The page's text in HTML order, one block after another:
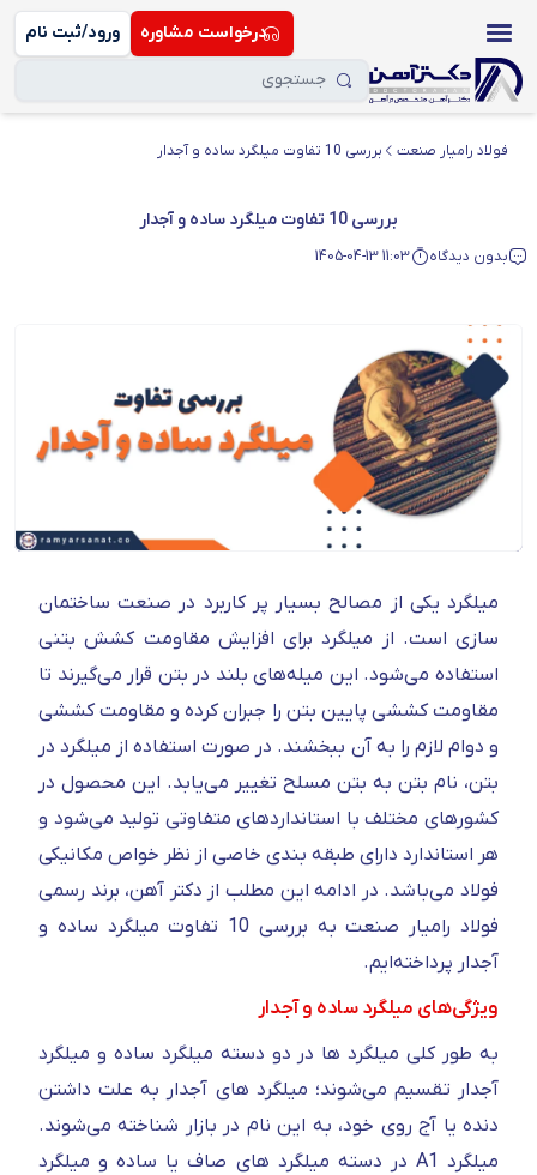
درخواست مشاوره ورود/ثبت نام
فولاد رامیار صنعت بررسی 10 تفاوت میلگرد ساده و آجدار
بررسی 10 تفاوت میلگرد ساده و آجدار
بدون دیدگاه 1405-04-13 11:03
میلگرد یکی از مصالح بسیار پر کاربرد در صنعت ساختمان
سازی است. از میلگرد برای افزایش مقاومت کشش بتنی
استفاده می‌شود. این میله‌های بلند در بتن قرار می‌گیرند تا
مقاومت کششی پایین بتن را جبران کرده و مقاومت کششی
و دوام لازم را به آن ببخشند. در صورت استفاده از میلگرد در
بتن، نام بتن به بتن مسلح تغییر می‌یابد. این محصول در
کشورهای مختلف با استانداردهای متفاوتی تولید می‌شود و
هر استاندارد دارای طبقه بندی خاصی از نظر خواص مکانیکی
فولاد می‌باشد. در ادامه این مطلب از دکتر آهن، برند رسمی
فولاد رامیار صنعت به بررسی 10 تفاوت میلگرد ساده و
آجدار پرداخته‌ایم.
ویژگی‌های میلگرد ساده و آجدار
به طور کلی میلگرد ها در دو دسته میلگرد ساده و میلگرد
آجدار تقسیم می‌شوند؛ میلگرد های آجدار به علت داشتن
دنده یا آج روی خود، به این نام در بازار شناخته می‌شوند.
میلگرد A1 در دسته میلگرد های صاف یا ساده و میلگرد